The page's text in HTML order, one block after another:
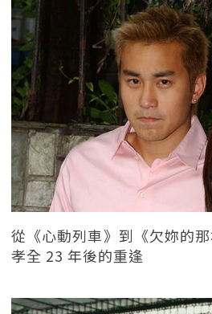
從《心動列車》到《欠妳的
孝全 23 年後的重逢